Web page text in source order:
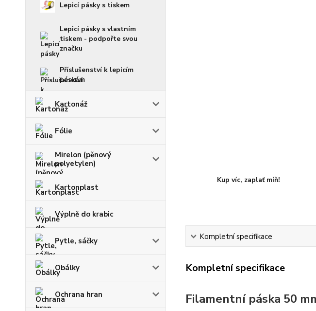
Lepicí pásky s tiskem
Lepicí pásky s vlastním
tiskem - podpořte svou
značku
Příslušenství k lepicím
páskám
Kartonáž
Fólie
Mirelon (pěnový
polyetylen)
Kartonplast
Výplně do krabic
Pytle, sáčky
Obálky
Ochrana hran
Kup víc, zaplať míň!
Kompletní specifikace
Kompletní specifikace
Filamentní páska 50